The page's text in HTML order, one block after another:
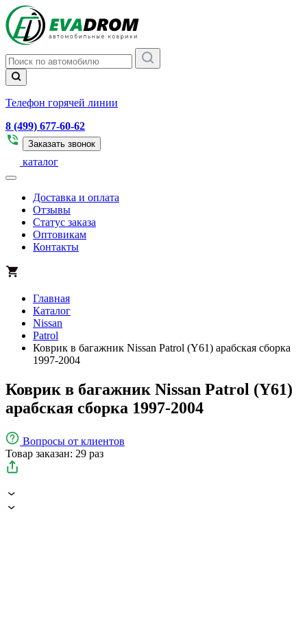
Телефон горячей линии
8 (499) 677-60-62
Заказать звонок
каталог
Доставка и оплата
Отзывы
Статус заказа
Оптовикам
Контакты
Главная
Каталог
Nissan
Patrol
Коврик в багажник Nissan Patrol (Y61) арабская сборка
1997-2004
Коврик в багажник Nissan Patrol (Y61)
арабская сборка 1997-2004
Вопросы от клиентов
Товар заказан: 29 раз